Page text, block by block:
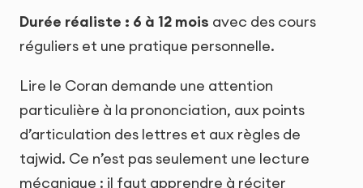
Durée réaliste : 6 à 12 mois avec des cours
réguliers et une pratique personnelle.
Lire le Coran demande une attention
particulière à la prononciation, aux points
d’articulation des lettres et aux règles de
tajwid. Ce n’est pas seulement une lecture
mécanique : il faut apprendre à réciter